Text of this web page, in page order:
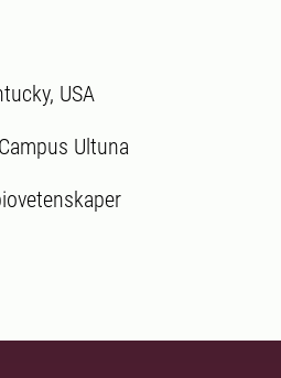
USA
Ultuna